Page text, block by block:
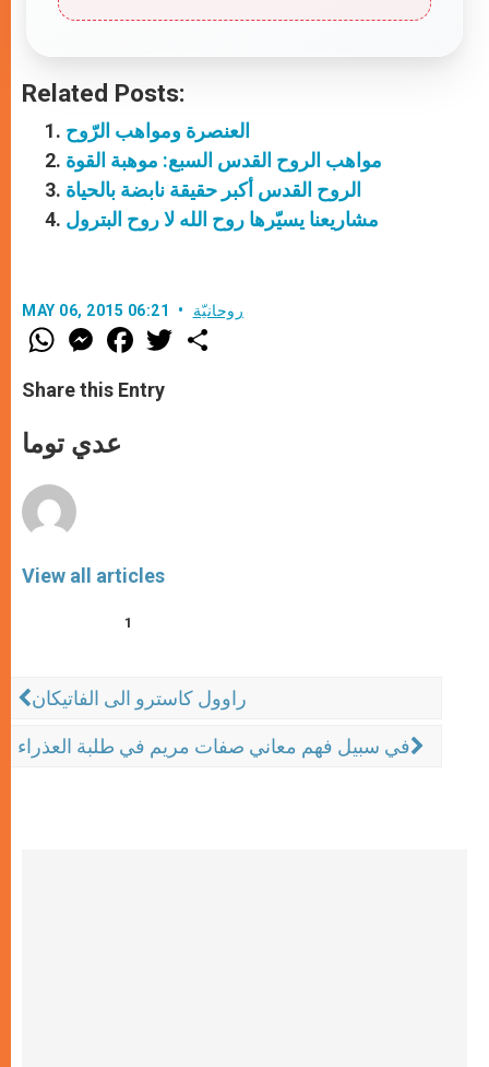
Related Posts:
العنصرة ومواهب الرّوح
مواهب الروح القدس السبع: موهبة القوة
الروح القدس أكبر حقيقة نابضة بالحياة
مشاريعنا يسيّرها روح الله لا روح البترول
MAY 06, 2015 06:21 روحانيّة
W
h
t
s
p
p
M
e
s
e
g
e
F
a
e
b
w
Share this Entry
عدي توما
View all articles
1
راوول كاسترو الى الفاتيكان
في سبيل فهم معاني صفات مريم في طلبة العذراء